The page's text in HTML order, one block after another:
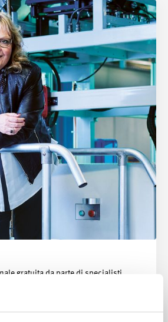
gratuita da parte di specialisti